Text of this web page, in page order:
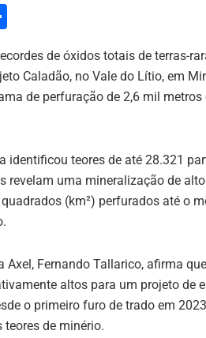
ar
e
de óxidos totais de terras-
Caladão, no Vale do Lítio, em
de perfuração de 2,6 mil
teores de até 28.321
revelam uma mineralização de
(km²) perfurados até o
Axel, Fernando Tallarico, afirma
altos para um projeto de
o primeiro furo de trado em
de minério.